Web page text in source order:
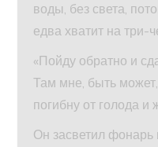
воды, без света,
едва хватит на три-
«Пойду обратно и
Там мне, быть
погибну от голода
Он засветил